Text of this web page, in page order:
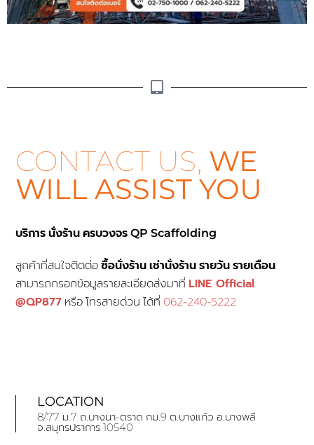
CONTACT US, WE
WILL ASSIST YOU
บริการ นั่งร้าน ครบวงจร QP Scaffolding
ลูกค้าที่สนใจติดต่อซื้อนั่งร้าน เช่านั่งร้าน รายวัน รายเดือน
สามารถกรอกข้อมูลรายละเอียดส่งมาที่LINE Official
@QP877 หรือ โทรสายด่วน ได้ที่ 062-240-5222
LOCATION
8/77 ม.7 ถ.บางนา-ตราด กม.9 ต.บางแก้ว อ.บางพลี
จ.สมุทรปราการ 10540